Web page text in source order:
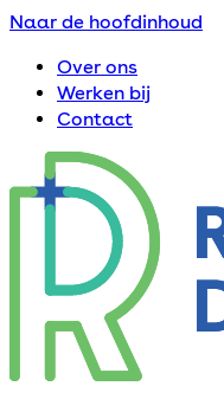
Naar de hoofdinhoud
Over ons
Werken bij
Contact